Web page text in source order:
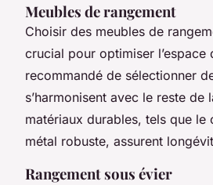
Meubles de rangement
Choisir des meubles de
crucial pour optimiser l’espace
recommandé de sélectionner
s’harmonisent avec le reste de
matériaux durables, tels que le
métal robuste, assurent
Rangement sous évier